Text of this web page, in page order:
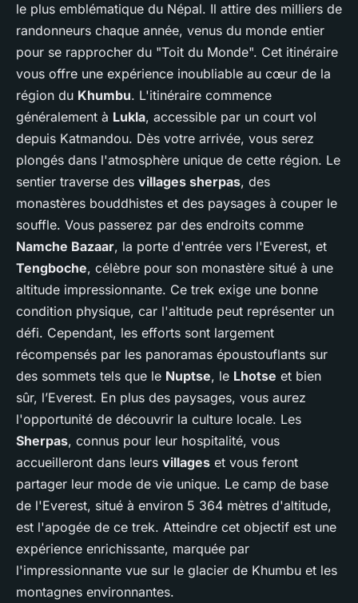
le plus emblématique du Népal. Il attire des milliers de
randonneurs chaque année, venus du monde entier
pour se rapprocher du "Toit du Monde". Cet itinéraire
vous offre une expérience inoubliable au cœur de la
région du Khumbu. L'itinéraire commence
généralement à Lukla, accessible par un court vol
depuis Katmandou. Dès votre arrivée, vous serez
plongés dans l'atmosphère unique de cette région. Le
sentier traverse des villages sherpas, des
monastères bouddhistes et des paysages à couper le
souffle. Vous passerez par des endroits comme
Namche Bazaar, la porte d'entrée vers l'Everest, et
Tengboche, célèbre pour son monastère situé à une
altitude impressionnante. Ce trek exige une bonne
condition physique, car l'altitude peut représenter un
défi. Cependant, les efforts sont largement
récompensés par les panoramas époustouflants sur
des sommets tels que le Nuptse, le Lhotse et bien
sûr, l’Everest. En plus des paysages, vous aurez
l'opportunité de découvrir la culture locale. Les
Sherpas, connus pour leur hospitalité, vous
accueilleront dans leurs villages et vous feront
partager leur mode de vie unique. Le camp de base
de l'Everest, situé à environ 5 364 mètres d'altitude,
est l'apogée de ce trek. Atteindre cet objectif est une
expérience enrichissante, marquée par
l'impressionnante vue sur le glacier de Khumbu et les
montagnes environnantes.